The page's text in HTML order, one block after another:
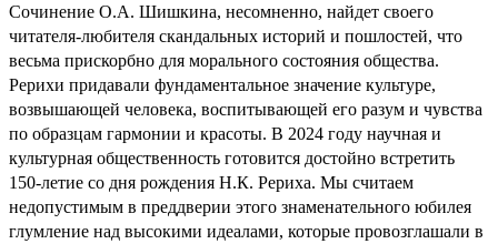
Сочинение О.А. Шишкина, несомненно, найдет своего
читателя-любителя скандальных историй и пошлостей, что
весьма прискорбно для морального состояния общества.
Рерихи придавали фундаментальное значение культуре,
возвышающей человека, воспитывающей его разум и чувства
по образцам гармонии и красоты. В 2024 году научная и
культурная общественность готовится достойно встретить
150-летие со дня рождения Н.К. Рериха. Мы считаем
недопустимым в преддверии этого знаменательного юбилея
глумление над высокими идеалами, которые провозглашали в